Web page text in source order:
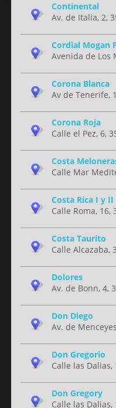
Continental
Av. de Italia, 2,
Cordial Mogan
Avenida de Los
Corona Blanca
Av de Tenerife,
Corona Roja
Calle el Pez, 6,
Costa
Calle Mar
Costa Rica I y II
Calle Roma, 16,
Costa Taurito
Calle Alcazaba,
Dolores
Av. de Bonn, 4,
Don Diego
Av. de
Don Gregorio
Calle las Dalias,
Don Gregory
Calle las Dalias,